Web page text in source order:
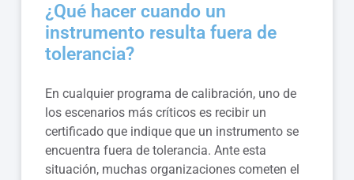
¿Qué hacer cuando un
instrumento resulta fuera de
tolerancia?
En cualquier programa de calibración, uno de
los escenarios más críticos es recibir un
certificado que indique que un instrumento se
encuentra fuera de tolerancia. Ante esta
situación, muchas organizaciones cometen el